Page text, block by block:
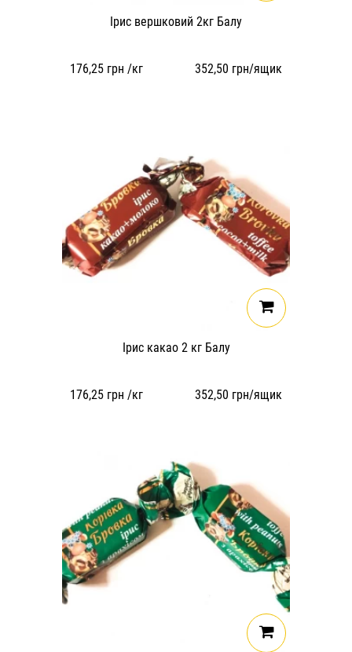
Ірис вершковий 2кг Балу
176,25 грн /кг 352,50 грн/ящик
Ірис какао 2 кг Балу
176,25 грн /кг 352,50 грн/ящик